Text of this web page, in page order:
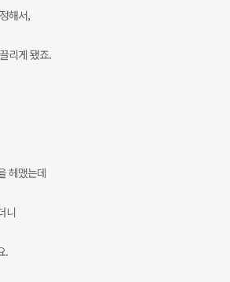
해서,
리게 됐죠.
헤맸는데
니
.